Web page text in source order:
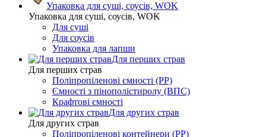
Упаковка для суші, соусів, WOK
Упаковка для суші, соусів, WOK
Для суші
Для соусів
Упаковка для лапши
Для перших страв
Для перших страв
Поліпропіленові ємності (PP)
Ємності з пінополістиролу (ВПС)
Крафтові ємності
Для других страв
Для других страв
Поліпропіленові контейнери (PP)